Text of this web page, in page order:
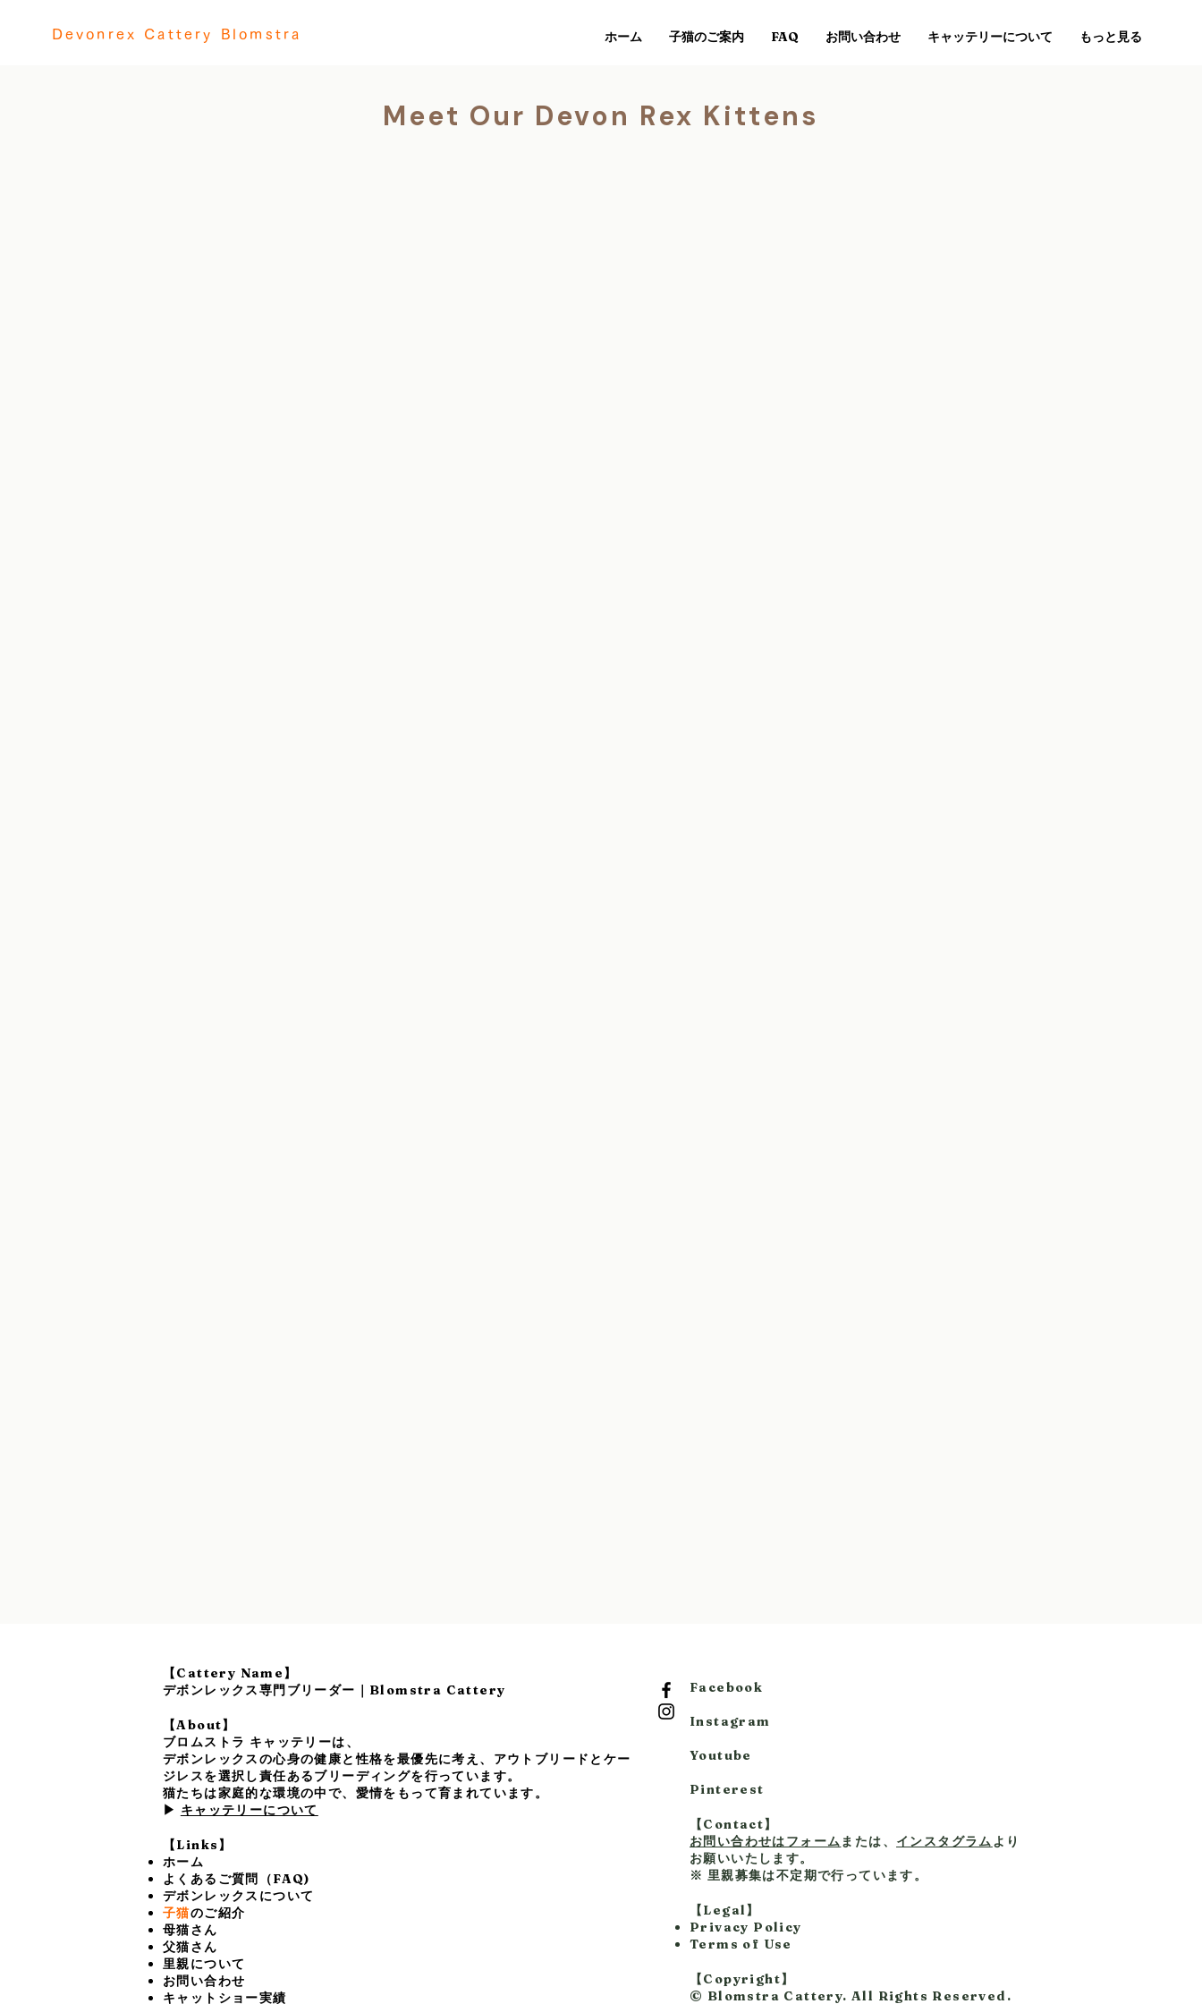
Devonrex Cattery Blomstra ホーム 子猫のご案内 FAQ お問い合わせ キャッテリーについて もっと見る
Meet Our Devon Rex Kittens
【Cattery Name】
デボンレックス専門ブリーダー｜Blomstra Cattery
【About】
ブロムストラ キャッテリーは、
デボンレックスの心身の健康と性格を最優先に考え、アウトブリードとケー
ジレスを選択し責任あるブリーディングを行っています。
猫たちは家庭的な環境の中で、愛情をもって育まれています。
▶ キャッテリーについて
【Links】
ホーム
よくあるご質問（FAQ)
デボンレックスについて
子猫のご紹介
母猫さん
父猫さん
里親について
お問い合わせ
キャットショー実績
Facebook
Instagram
Youtube
Pinterest
【Contact】
お問い合わせはフォームまたは、 インスタグラムより
お願いいたします。
※ 里親募集は不定期で行っています。
【Legal】
Privacy Policy
Terms of Use
【Copyright】
© Blomstra Cattery. All Rights Reserved.